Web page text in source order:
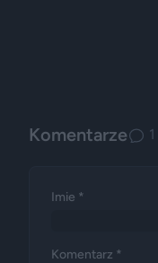
Komentarze 1
Imie *
Komentarz *